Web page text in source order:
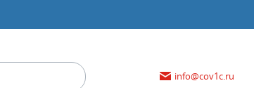
info@cov1c.ru